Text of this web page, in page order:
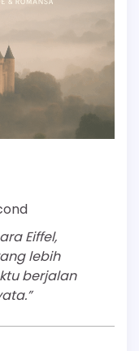
Eiffel,
lebih
berjalan